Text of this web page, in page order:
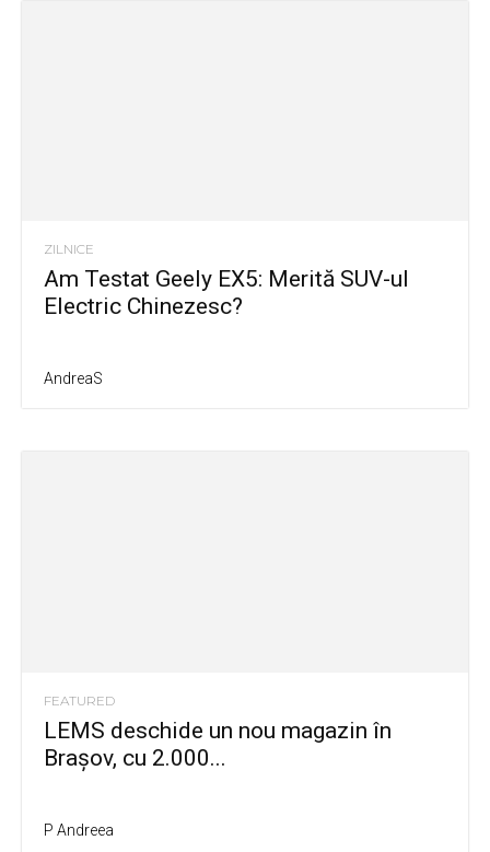
ZILNICE
Am Testat Geely EX5: Merită SUV-ul
Electric Chinezesc?
AndreaS
FEATURED
LEMS deschide un nou magazin în
Brașov, cu 2.000...
P Andreea